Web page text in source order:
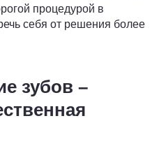
процедурой в
себя от решения более
зубов –